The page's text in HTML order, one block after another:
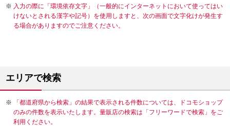
入力の際に「環境依存文字」（一般的にインターネットにおいて使ってはい
けないとされる漢字や記号）を使用しますと、次の画面で文字化けが発生す
る場合がありますのでご注意ください。
エリアで検索
「都道府県から検索」の結果で表示される件数については、ドコモショップ
のみの件数を表示いたします。量販店の検索は「フリーワードで検索」をご
利用ください。